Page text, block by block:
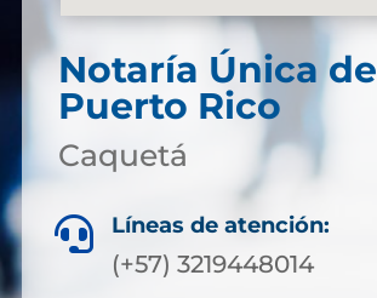
Notaría Única de
Puerto Rico
Caquetá
 Líneas de atención:
(+57) 3219448014